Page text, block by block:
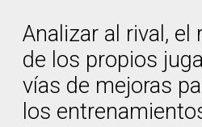
Analizar al rival, el
de los propios
vías de mejoras
los